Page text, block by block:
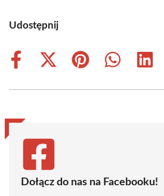
Udostępnij
Share
Share
(Twitter)
Share
Share
Share
Dołącz do nas na Facebooku!